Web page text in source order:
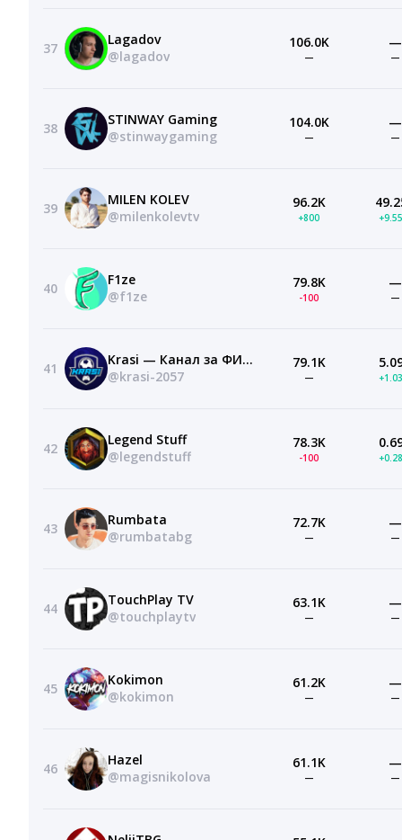
37
Lagadov
@lagadov
106.0K
—
—
—
38
STINWAY Gaming
@stinwaygaming
104.0K
—
—
—
39
MILEN KOLEV
@milenkolevtv
96.2K
+800
40
F1ze
@f1ze
79.8K
-100
—
—
41
Krasi — Канал за ФИФА и Влогове
@krasi-2057
79.1K
—
42
Legend Stuff
@legendstuff
78.3K
-100
43
Rumbata
@rumbatabg
72.7K
—
—
—
44
TouchPlay TV
@touchplaytv
63.1K
—
—
—
45
Kokimon
@kokimon
61.2K
—
—
—
46
Hazel
@magisnikolova
61.1K
—
—
—